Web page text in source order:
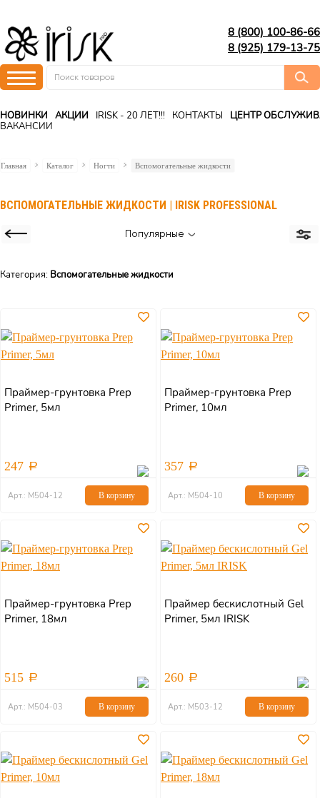
8 (800) 100-86-66
8 (925) 179-13-75
НОВИНКИ АКЦИИ IRISK - 20 ЛЕТ!!! КОНТАКТЫ
ЦЕНТР
ВАКАНСИИ
Главная Каталог Ногти Вспомогательные жидкости
ВСПОМОГАТЕЛЬНЫЕ ЖИДКОСТИ | IRISK PROFESSIONAL
Популярные
Категория: Вспомогательные жидкости
Праймер-грунтовка Prep
Primer, 5мл
247
Арт.: М504-12 В корзину
Праймер-грунтовка Prep
Primer, 10мл
357
Арт.: М504-10 В корзину
Праймер-грунтовка Prep
Primer, 18мл
515
Арт.: М504-03 В корзину
Праймер бескислотный Gel
Primer, 5мл IRISK
260
Арт.: М503-12 В корзину